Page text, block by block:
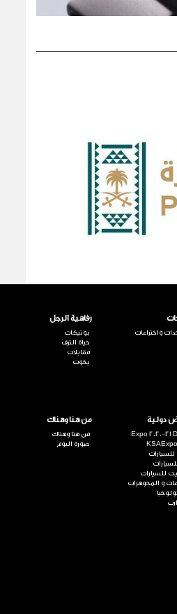
واختراعات
رفاهية الرجل
بوتيكات
حياة الترف
مقابلات
يخوت
دولية
Expo 2020-21
KSAExpo
للسيارات
و المجوهرات
من هنا وهناك
من هنا وهناك
صورة اليوم